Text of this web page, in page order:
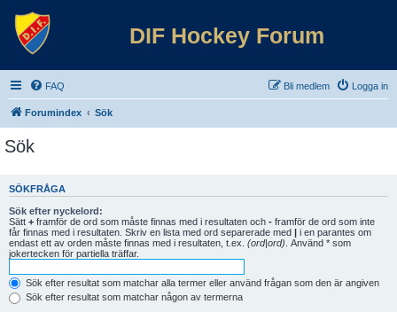
DIF Hockey Forum
FAQ Logga in
Bli medlem
Forumindex Sök
Sök
SÖKFRÅGA
Sök efter nyckelord:
Sätt + framför de ord som måste finnas med i resultaten och - framför de ord som inte
får finnas med i resultaten. Skriv en lista med ord separerade med | i en parantes om
endast ett av orden måste finnas med i resultaten, t.ex. (ord|ord) . Använd * som
jokertecken för partiella träffar.
Sök efter resultat som matchar alla termer eller använd frågan som den är angiven
Sök efter resultat som matchar någon av termerna